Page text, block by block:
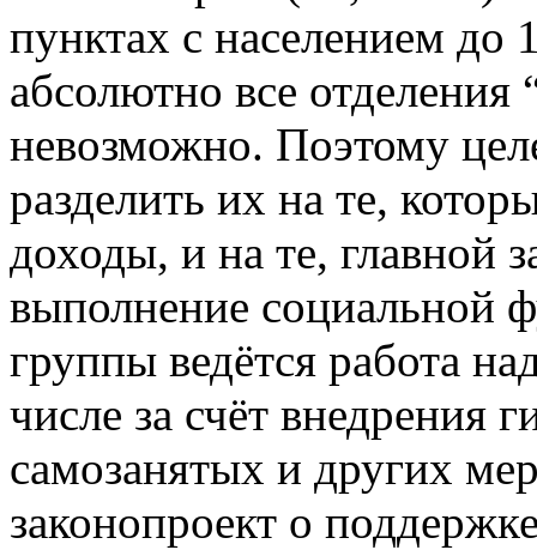
пунктах с населением до
абсолютно все
невозможно. Поэтому
разделить их на те,
доходы, и на те, главной
выполнение социальной
группы ведётся работа
числе за счёт внедрения
самозанятых и других
законопроект о